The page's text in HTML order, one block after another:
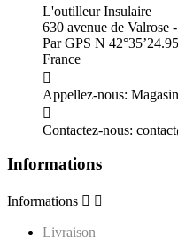
L'outilleur Insulaire
630 avenue de Valrose
Par GPS N
France

Appellez-nous:

Contactez-nous:
Informations
Informations  
Livraison